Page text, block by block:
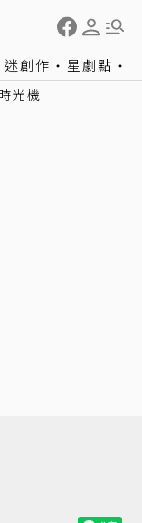
迷創作 星劇點
光機